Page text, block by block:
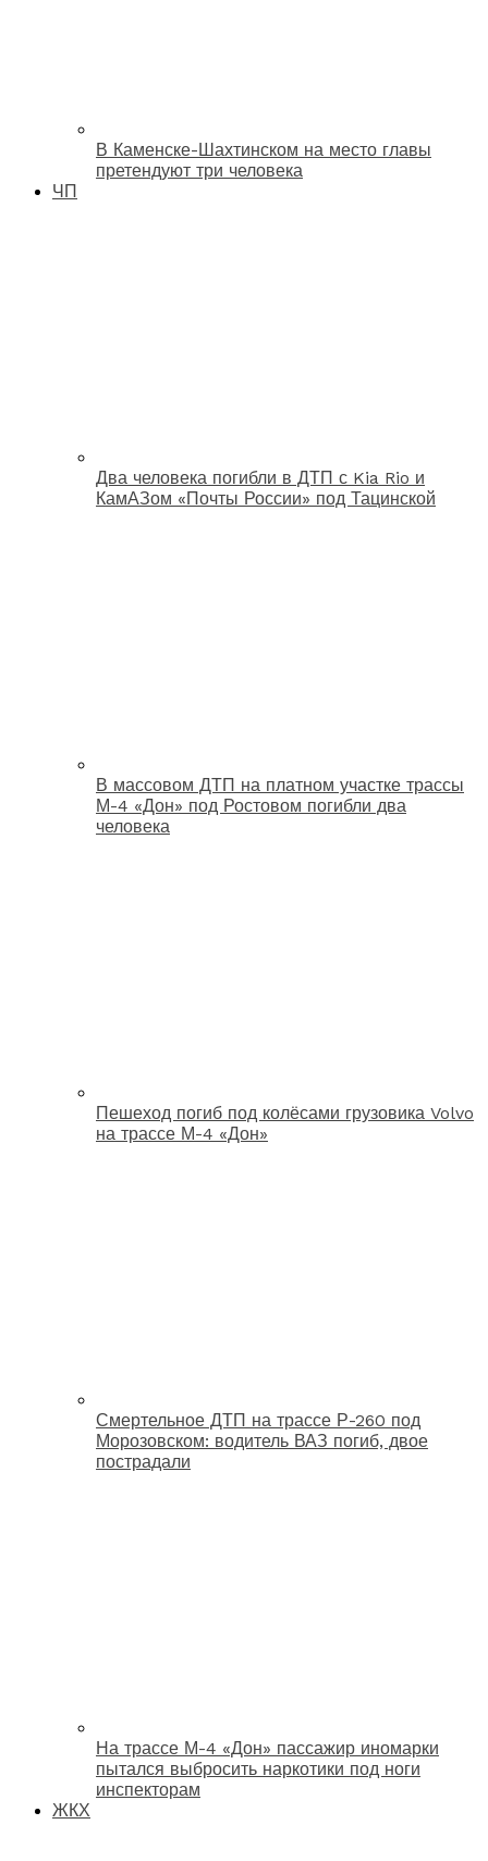
В Каменске-Шахтинском на место главы
претендуют три человека
ЧП
Два человека погибли в ДТП с Kia Rio и
КамАЗом «Почты России» под Тацинской
В массовом ДТП на платном участке трассы
М-4 «Дон» под Ростовом погибли два
человека
Пешеход погиб под колёсами грузовика Volvo
на трассе М-4 «Дон»
Смертельное ДТП на трассе Р-260 под
Морозовском: водитель ВАЗ погиб, двое
пострадали
На трассе М-4 «Дон» пассажир иномарки
пытался выбросить наркотики под ноги
инспекторам
ЖКХ